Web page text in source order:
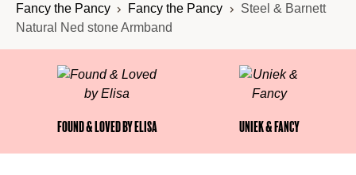
Fancy the Pancy Fancy the Pancy
Steel & Barnett
Natural Ned stone Armband
Found & Loved by Elisa Uniek & Fancy